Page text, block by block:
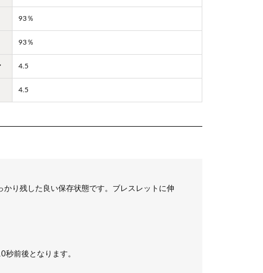
93％
93％
4.5
4.5
り残した良い保存状態です。ブレスレットに伸
前後となります。